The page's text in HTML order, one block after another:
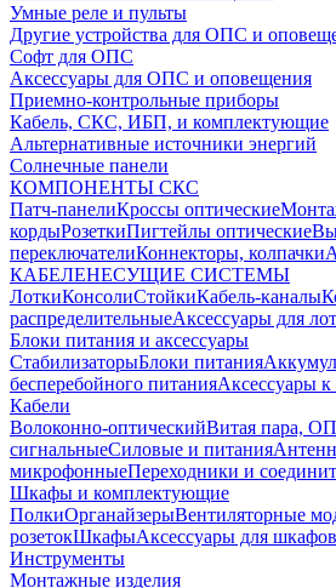
Умные реле и пульты
Другие устройства для ОПС и
Софт для ОПС
Аксессуары для ОПС и оповещения
Приемно-контрольные приборы
Кабель, СКС, ИБП, и комплектующие
Альтернативные источники энергий
Солнечные панели
КОМПОНЕНТЫ СКС
Патч-панелиКроссы оптические
кордыРозеткиПигтейлы оптические
переключателиКоннекторы, колпачки
КАБЕЛЕНЕСУЩИЕ СИСТЕМЫ
ЛоткиКонсолиСтойкиКабель-каналы
распределительныеАксессуары для
Блоки питания и аксессуары
СтабилизаторыБлоки питания
бесперебойного питанияАксессуары
Кабели
Волоконно-оптическийВитая пара,
сигнальныеСиловые и питания
микрофонныеПереходники и
Шкафы и комплектующие
ПолкиОрганайзерыВентиляторные
розетокШкафыАксессуары для шкафов
Инструменты
Монтажные изделия